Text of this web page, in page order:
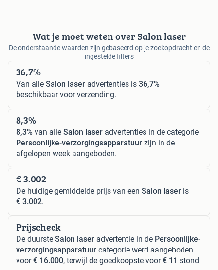
Wat je moet weten over Salon laser
De onderstaande waarden zijn gebaseerd op je zoekopdracht en de
ingestelde filters
36,7%
Van alle Salon laser advertenties is 36,7%
beschikbaar voor verzending.
8,3%
8,3% van alle Salon laser advertenties in de categorie
Persoonlijke-verzorgingsapparatuur zijn in de
afgelopen week aangeboden.
€ 3.002
De huidige gemiddelde prijs van een Salon laser is
€ 3.002.
Prijscheck
De duurste Salon laser advertentie in de Persoonlijke-
verzorgingsapparatuur categorie werd aangeboden
voor€ 16.000, terwijl de goedkoopste voor€ 11 stond.